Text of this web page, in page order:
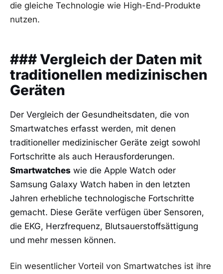
die gleiche Technologie‍ wie High-End-Produkte
nutzen.
### Vergleich der Daten mit
traditionellen medizinischen
Geräten
Der Vergleich der Gesundheitsdaten, ‌die von
Smartwatches ‌erfasst ⁤werden, mit denen
traditioneller medizinischer Geräte zeigt sowohl
Fortschritte als auch ‍Herausforderungen.
Smartwatches wie die Apple ‍Watch oder
Samsung Galaxy Watch haben in den letzten
Jahren erhebliche technologische Fortschritte
gemacht. Diese Geräte verfügen über Sensoren,
die EKG, Herzfrequenz, Blutsauerstoffsättigung‌
und mehr messen können.
Ein wesentlicher Vorteil​ von Smartwatches ‌ist ihre